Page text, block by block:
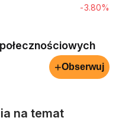
-3.80%
+Obserwuj
na temat